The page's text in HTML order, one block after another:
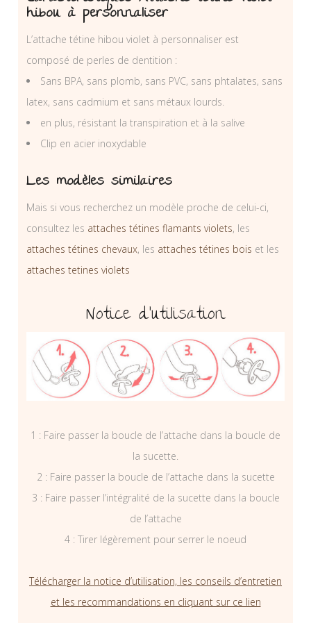
hibou à personnaliser
L’attache tétine hibou violet à personnaliser est
composé de perles de dentition :
Sans BPA, sans plomb, sans PVC, sans phtalates, sans
latex, sans cadmium et sans métaux lourds.
en plus, résistant la transpiration et à la salive
Clip en acier inoxydable
Les modèles similaires
Mais si vous recherchez un modèle proche de celui-ci,
consultez les attaches tétines flamants violets, les
attaches tétines chevaux, les attaches tétines bois et les
attaches tetines violets
Notice d’utilisation
1 : Faire passer la boucle de l’attache dans la boucle de
la sucette.
2 : Faire passer la boucle de l’attache dans la sucette
3 : Faire passer l’intégralité de la sucette dans la boucle
de l’attache
4 : Tirer légèrement pour serrer le noeud
Télécharger la notice d’utilisation, les conseils d’entretien
et les recommandations en cliquant sur ce lien